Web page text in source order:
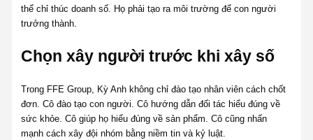
thể chỉ thúc doanh số. Họ phải tạo ra môi trường để con người
trưởng thành.
Chọn xây người trước khi xây số
Trong FFE Group, Kỳ Anh không chỉ đào tạo nhân viên cách chốt
đơn. Cô đào tạo con người. Cô hướng dẫn đối tác hiểu đúng về
sức khỏe. Cô giúp họ hiểu đúng về sản phẩm. Cô cũng nhấn
mạnh cách xây đội nhóm bằng niềm tin và kỷ luật.